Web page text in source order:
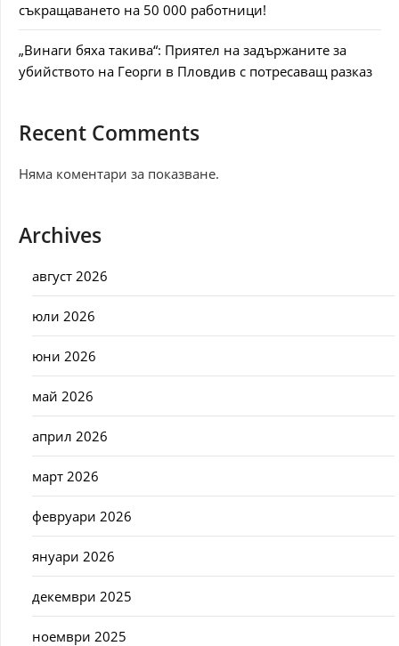
съкращаването на 50 000 работници!
„Винаги бяха такива“: Приятел на задържаните за
убийството на Георги в Пловдив с потресаващ разказ
Recent Comments
Няма коментари за показване.
Archives
август 2026
юли 2026
юни 2026
май 2026
април 2026
март 2026
февруари 2026
януари 2026
декември 2025
ноември 2025